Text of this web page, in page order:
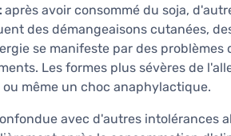
après avoir consommé du soja,
des démangeaisons cutanées,
se manifeste par des
Les formes plus sévères de
même un choc anaphylactique.
avec d'autres intolérances